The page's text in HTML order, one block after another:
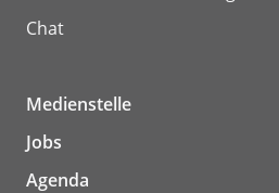
Chat
Medienstelle
Jobs
Agenda